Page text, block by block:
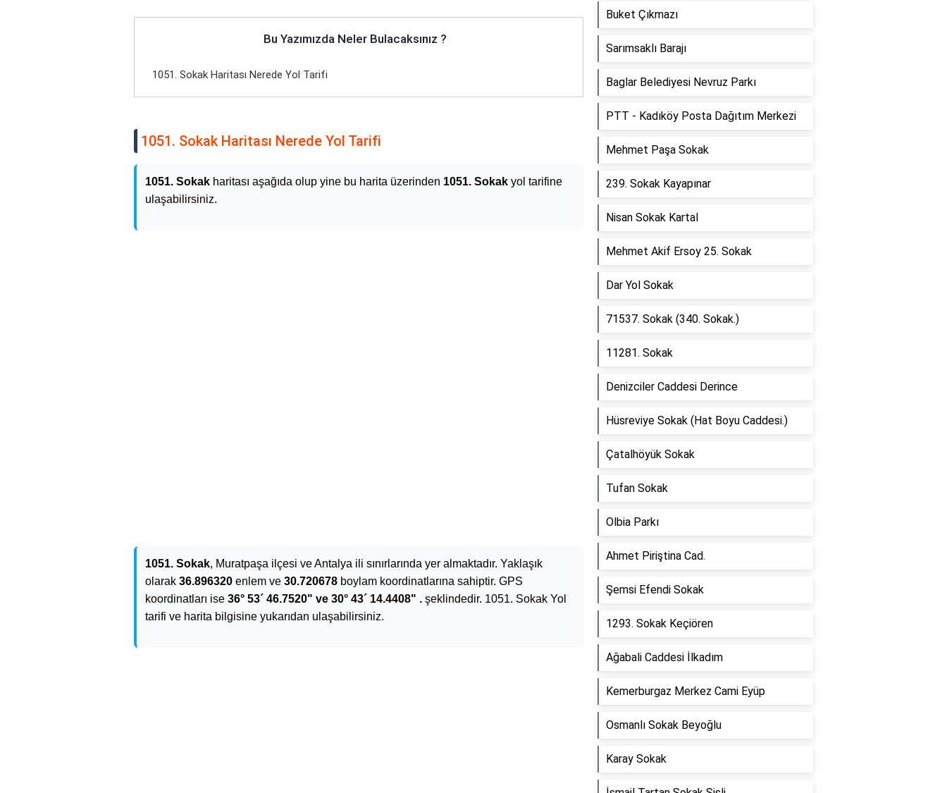
Bu Yazımızda Neler Bulacaksınız ?
1051. Sokak Haritası Nerede Yol Tarifi
1051. Sokak Haritası Nerede Yol Tarifi
1051. Sokak haritası aşağıda olup yine bu harita üzerinden 1051. Sokak yol tarifine
ulaşabilirsiniz.
1051. Sokak, Muratpaşa ilçesi ve Antalya ili sınırlarında yer almaktadır. Yaklaşık
olarak 36.896320 enlem ve 30.720678 boylam koordinatlarına sahiptir. GPS
koordinatları ise 36° 53´ 46.7520" ve 30° 43´ 14.4408" . şeklindedir. 1051. Sokak Yol
tarifi ve harita bilgisine yukarıdan ulaşabilirsiniz.
Buket Çıkmazı
Sarımsaklı Barajı
Baglar Belediyesi Nevruz Parkı
PTT - Kadıköy Posta Dağıtım Merkezi
Mehmet Paşa Sokak
239. Sokak Kayapınar
Nisan Sokak Kartal
Mehmet Akif Ersoy 25. Sokak
Dar Yol Sokak
71537. Sokak (340. Sokak.)
11281. Sokak
Denizciler Caddesi Derince
Hüsreviye Sokak (Hat Boyu Caddesi.)
Çatalhöyük Sokak
Tufan Sokak
Olbia Parkı
Ahmet Piriştina Cad.
Şemsi Efendi Sokak
1293. Sokak Keçiören
Ağabali Caddesi İlkadım
Kemerburgaz Merkez Cami Eyüp
Osmanlı Sokak Beyoğlu
Karay Sokak